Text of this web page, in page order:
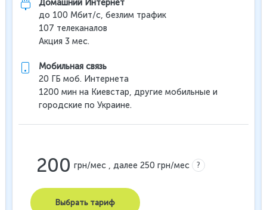
Домашний Интернет
до 100 Мбит/с, безлим трафик
107 телеканалов
Акция 3 мес.
Мобильная связь
20 ГБ моб. Интернета
1200 мин на Киевстар, другие мобильные и
городские по Украине.
200 грн/мес , далее 250 грн/мес ?
Выбрать тариф